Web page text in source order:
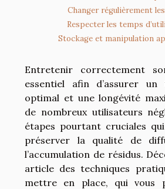
Changer régulièrement
Respecter les temps
Stockage et manipulation
Entretenir correctement
essentiel afin d’assurer un
optimal et une longévité
de nombreux utilisateurs
étapes pourtant cruciales
préserver la qualité de
l’accumulation de résidus.
article des techniques
mettre en place, qui vous